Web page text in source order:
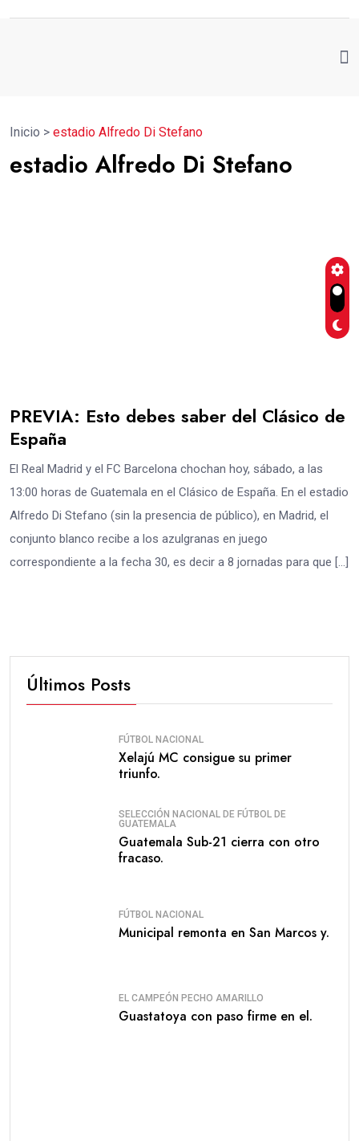
Inicio > estadio Alfredo Di Stefano
estadio Alfredo Di Stefano
PREVIA: Esto debes saber del Clásico de
España
El Real Madrid y el FC Barcelona chochan hoy, sábado, a las
13:00 horas de Guatemala en el Clásico de España. En el estadio
Alfredo Di Stefano (sin la presencia de público), en Madrid, el
conjunto blanco recibe a los azulgranas en juego
correspondiente a la fecha 30, es decir a 8 jornadas para que […]
Últimos Posts
FÚTBOL NACIONAL
Xelajú MC consigue su primer
triunfo.
SELECCIÓN NACIONAL DE FÚTBOL DE
GUATEMALA
Guatemala Sub-21 cierra con otro
fracaso.
FÚTBOL NACIONAL
Municipal remonta en San Marcos y.
EL CAMPEÓN PECHO AMARILLO
Guastatoya con paso firme en el.